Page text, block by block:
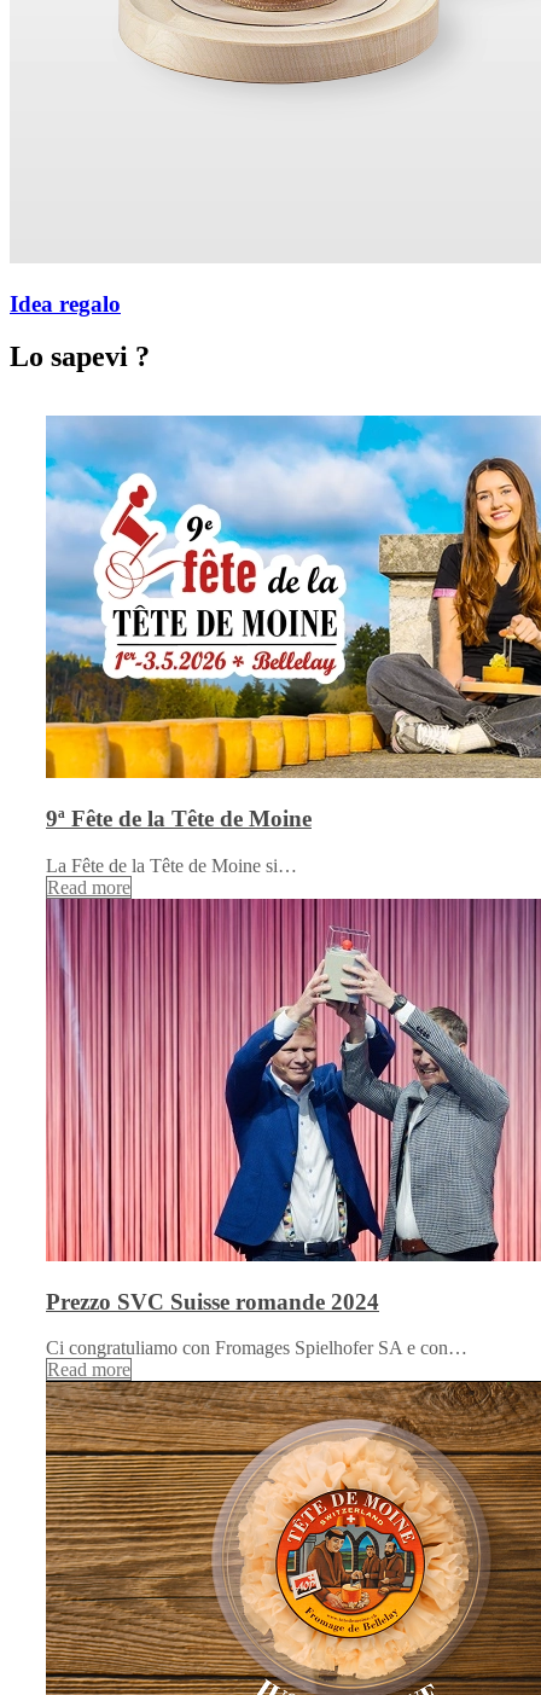
Idea regalo
Lo sapevi ?
9ª Fête de la Tête de Moine
La Fête de la Tête de Moine si…
Read more
Prezzo SVC Suisse romande 2024
Ci congratuliamo con Fromages Spielhofer SA e con…
Read more